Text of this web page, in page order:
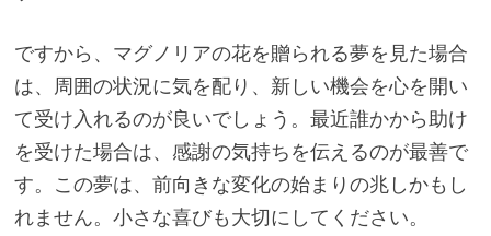
ですから、マグノリアの花を贈られる夢を見た場合
は、周囲の状況に気を配り、新しい機会を心を開い
て受け入れるのが良いでしょう。最近誰かから助け
を受けた場合は、感謝の気持ちを伝えるのが最善で
す。この夢は、前向きな変化の始まりの兆しかもし
れません。小さな喜びも大切にしてください。